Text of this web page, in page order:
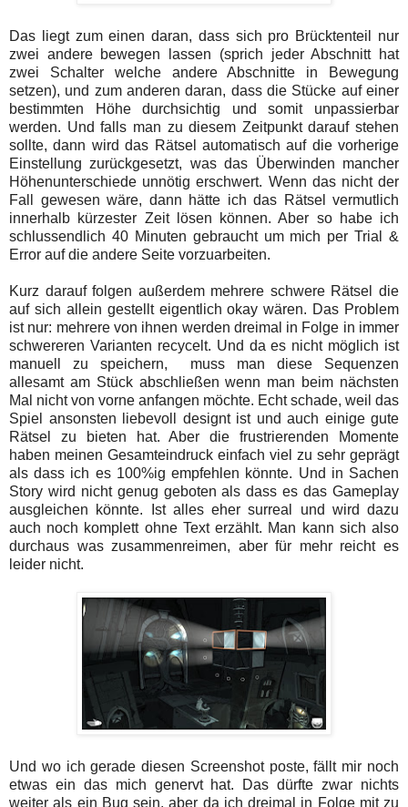
Das liegt zum einen daran, dass sich pro Brücktenteil nur
zwei andere bewegen lassen (sprich jeder Abschnitt hat
zwei Schalter welche andere Abschnitte in Bewegung
setzen), und zum anderen daran, dass die Stücke auf einer
bestimmten Höhe durchsichtig und somit unpassierbar
werden. Und falls man zu diesem Zeitpunkt darauf stehen
sollte, dann wird das Rätsel automatisch auf die vorherige
Einstellung zurückgesetzt, was das Überwinden mancher
Höhenunterschiede unnötig erschwert. Wenn das nicht der
Fall gewesen wäre, dann hätte ich das Rätsel vermutlich
innerhalb kürzester Zeit lösen können. Aber so habe ich
schlussendlich 40 Minuten gebraucht um mich per Trial &
Error auf die andere Seite vorzuarbeiten.
Kurz darauf folgen außerdem mehrere schwere Rätsel die
auf sich allein gestellt eigentlich okay wären. Das Problem
ist nur: mehrere von ihnen werden dreimal in Folge in immer
schwereren Varianten recycelt. Und da es nicht möglich ist
manuell zu speichern, muss man diese Sequenzen
allesamt am Stück abschließen wenn man beim nächsten
Mal nicht von vorne anfangen möchte. Echt schade, weil das
Spiel ansonsten liebevoll designt ist und auch einige gute
Rätsel zu bieten hat. Aber die frustrierenden Momente
haben meinen Gesamteindruck einfach viel zu sehr geprägt
als dass ich es 100%ig empfehlen könnte. Und in Sachen
Story wird nicht genug geboten als dass es das Gameplay
ausgleichen könnte. Ist alles eher surreal und wird dazu
auch noch komplett ohne Text erzählt. Man kann sich also
durchaus was zusammenreimen, aber für mehr reicht es
leider nicht.
Und wo ich gerade diesen Screenshot poste, fällt mir noch
etwas ein das mich genervt hat. Das dürfte zwar nichts
weiter als ein Bug sein, aber da ich dreimal in Folge mit zu